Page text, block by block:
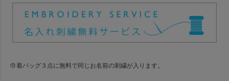
巾着バッグ３点に無料で同じお名前の刺繍が入ります。